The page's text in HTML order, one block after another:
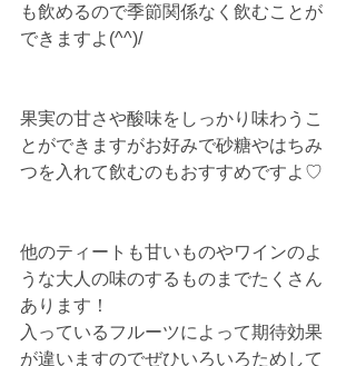
も飲めるので季節関係なく飲むことが
できますよ(^^)/
果実の甘さや酸味をしっかり味わうこ
とができますがお好みで砂糖やはちみ
つを入れて飲むのもおすすめですよ♡
他のティートも甘いものやワインのよ
うな大人の味のするものまでたくさん
あります！
入っているフルーツによって期待効果
が違いますのでぜひいろいろためして